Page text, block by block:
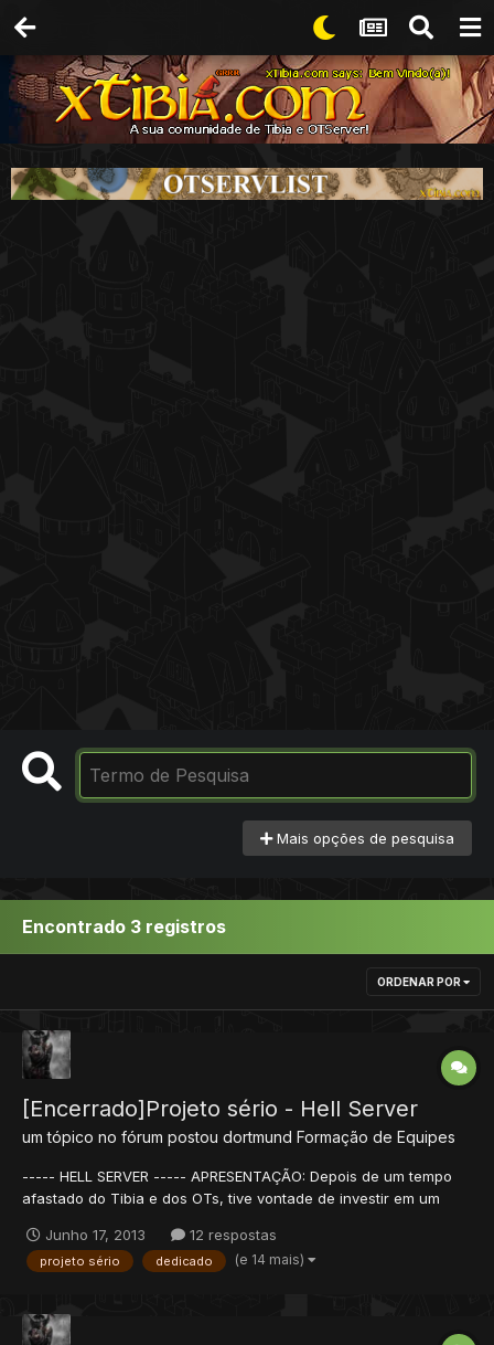
Mais opções de pesquisa
Encontrado 3 registros
ORDENAR POR
[Encerrado]Projeto sério - Hell Server
um tópico no fórum postou dortmund Formação de Equipes
----- HELL SERVER ----- APRESENTAÇÃO: Depois de um tempo
afastado do Tibia e dos OTs, tive vontade de investir em um
pessoa(s) que se propuser(em) a me auxiliar. Estudei um pouco
e consegui colocar um Baiak 8.6 online, o ip segue...
Junho 17, 2013 12 respostas
projeto sério dedicado (e 14 mais)